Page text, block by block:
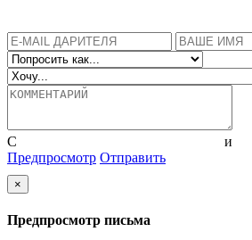
С и
Предпросмотр Отправить
×
Предпросмотр письма